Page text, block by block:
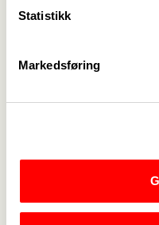
Statistikk
Markedsføring
blir tatt opp på ny. Vi
handler om offentlig
Andre ting som du
tenker det ved første
godt her.
Hvorfor ble du
Jeg ble medlem